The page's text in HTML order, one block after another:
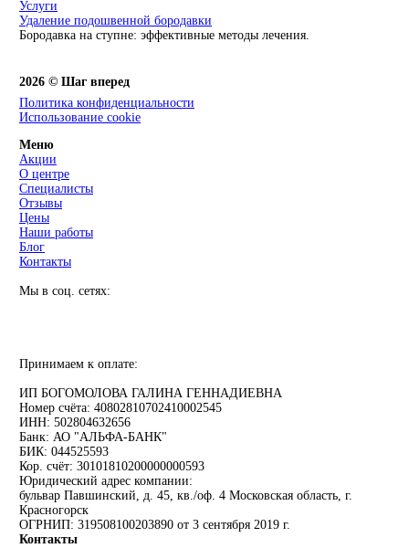
Услуги
Удаление подошвенной бородавки
Бородавка на ступне: эффективные методы лечения.
2026 © Шаг вперед
Политика конфиденциальности
Использование cookie
Меню
Акции
О центре
Специалисты
Отзывы
Цены
Наши работы
Блог
Контакты
Мы в соц. сетях:
Принимаем к оплате:
ИП БОГОМОЛОВА ГАЛИНА ГЕННАДИЕВНА
Номер счёта: 40802810702410002545
ИНН: 502804632656
Банк: АО "АЛЬФА-БАНК"
БИК: 044525593
Кор. счёт: 30101810200000000593
Юридический адрес компании:
бульвар Павшинский, д. 45, кв./оф. 4 Московская область, г.
Красногорск
ОГРНИП: 319508100203890 от 3 сентября 2019 г.
Контакты